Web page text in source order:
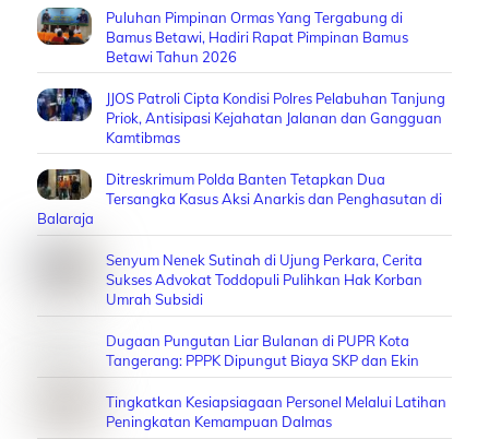
Puluhan Pimpinan Ormas Yang Tergabung di
Bamus Betawi, Hadiri Rapat Pimpinan Bamus
Betawi Tahun 2026
JJOS Patroli Cipta Kondisi Polres Pelabuhan Tanjung
Priok, Antisipasi Kejahatan Jalanan dan Gangguan
Kamtibmas
Ditreskrimum Polda Banten Tetapkan Dua
Tersangka Kasus Aksi Anarkis dan Penghasutan di
Balaraja
Senyum Nenek Sutinah di Ujung Perkara, Cerita
Sukses Advokat Toddopuli Pulihkan Hak Korban
Umrah Subsidi
Dugaan Pungutan Liar Bulanan di PUPR Kota
Tangerang: PPPK Dipungut Biaya SKP dan Ekin
Tingkatkan Kesiapsiagaan Personel Melalui Latihan
Peningkatan Kemampuan Dalmas